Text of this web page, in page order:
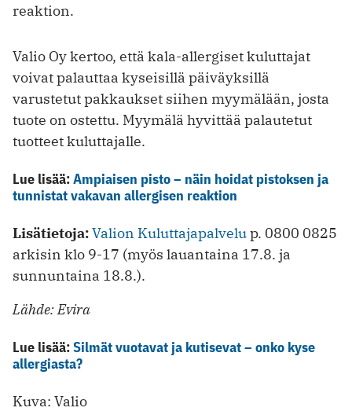
reaktion.
Valio Oy kertoo, että kala-allergiset kuluttajat
voivat palauttaa kyseisillä päiväyksillä
varustetut pakkaukset siihen myymälään, josta
tuote on ostettu. Myymälä hyvittää palautetut
tuotteet kuluttajalle.
Lue lisää:Ampiaisen pisto – näin hoidat pistoksen ja
tunnistat vakavan allergisen reaktion
Lisätietoja:Valion Kuluttajapalvelup. 0800 0825
arkisin klo 9-17 (myös lauantaina 17.8. ja
sunnuntaina 18.8.).
Lähde: Evira
Lue lisää:Silmät vuotavat ja kutisevat – onko kyse
allergiasta?
Kuva: Valio